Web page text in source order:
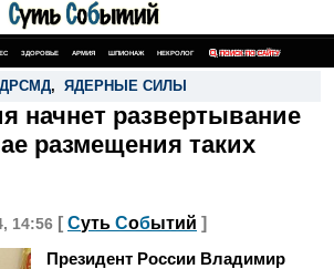
ЗДОРОВЬЕ АРМИЯ ШПИОНАЖ НЕКРОЛОГ ПОИСК ПО САЙТУ
ДРСМД, ЯДЕРНЫЕ СИЛЫ
начнет развертывание
размещения таких
14:56 [ Суть Событий ]
Президент России Владимир